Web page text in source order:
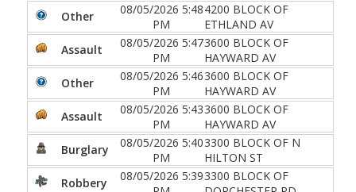
Other
08/05/2026 5:48
PM
4200 BLOCK OF
ETHLAND AV
Assault
08/05/2026 5:47
PM
3600 BLOCK OF
HAYWARD AV
Other
08/05/2026 5:46
PM
3600 BLOCK OF
HAYWARD AV
Assault
08/05/2026 5:43
PM
3600 BLOCK OF
HAYWARD AV
Burglary
08/05/2026 5:40
PM
3300 BLOCK OF N
HILTON ST
Robbery
08/05/2026 5:393300 BLOCK OF